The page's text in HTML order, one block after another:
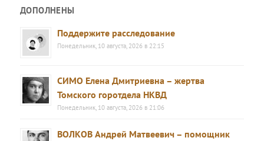
ДОПОЛНЕНЫ
Поддержите расследование
Понедельник, 10 августа, 2026 в 22:15
СИМО Елена Дмитриевна – жертва
Томского горотдела НКВД
Понедельник, 10 августа, 2026 в 21:06
ВОЛКОВ Андрей Матвеевич – помощник